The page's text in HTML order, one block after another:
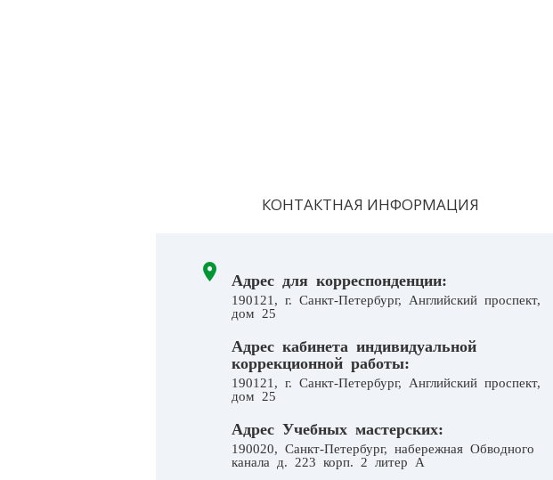
КОНТАКТНАЯ ИНФОРМАЦИЯ
Адрес для корреспонденции:
190121, г. Санкт-Петербург, Английский проспект,
дом 25
Адрес кабинета индивидуальной
коррекционной работы:
190121, г. Санкт-Петербург, Английский проспект,
дом 25
Адрес Учебных мастерских:
190020, Санкт-Петербург, набережная Обводного
канала д. 223 корп. 2 литер А